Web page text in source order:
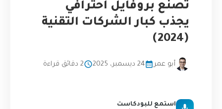
تصنع بروفايل احترافي
يجذب كبار الشركات التقنية
(2024)
أبو عمر 24 ديسمبر، 2025 2 دقائق قراءة
استمع للبودكاست